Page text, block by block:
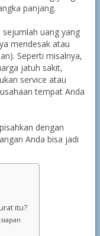
panjang.
sejumlah uang yang
mendesak atau
Seperti misalnya,
jatuh sakit,
service atau
tempat Anda
dengan
Anda bisa jadi
itu?